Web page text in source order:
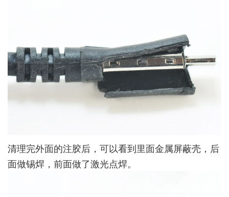
清理完外面的注胶后，可以看到里面金属屏蔽壳，后
面做锡焊，前面做了激光点焊。